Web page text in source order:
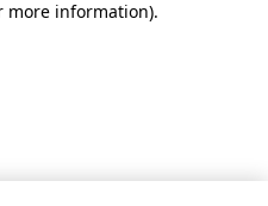
more information).